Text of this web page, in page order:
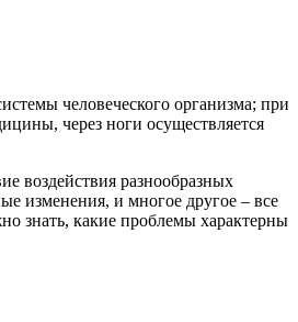
человеческого организма; при
через ноги осуществляется
воздействия разнообразных
изменения, и многое другое – все
знать, какие проблемы характерны